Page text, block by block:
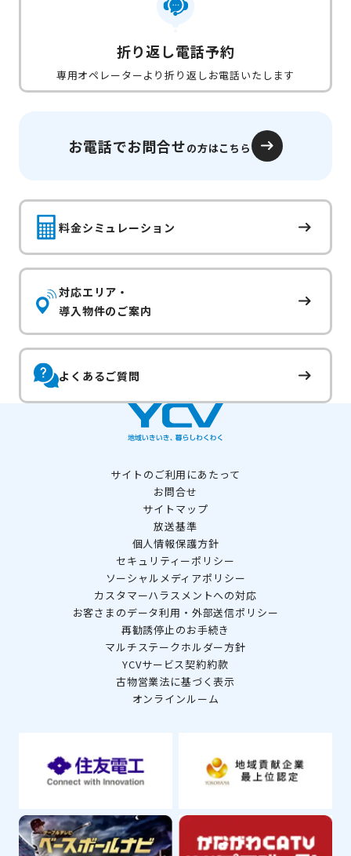
折り返し電話予約
専用オペレーターより折り返しお電話いたします
お電話でお問合せの方はこちら
料金シミュレーション
対応エリア・
導入物件のご案内
よくあるご質問
サイトのご利用にあたって
お問合せ
サイトマップ
放送基準
個人情報保護方針
セキュリティーポリシー
ソーシャルメディアポリシー
カスタマーハラスメントへの対応
お客さまのデータ利用・外部送信ポリシー
再勧誘停止のお手続き
マルチステークホルダー方針
YCVサービス契約約款
古物営業法に基づく表示
オンラインルーム